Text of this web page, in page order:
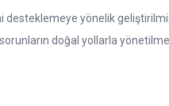
yönelik
doğal yollarla